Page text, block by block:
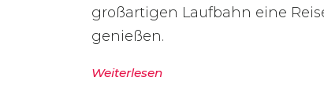
großartigen Laufbahn eine
genießen.
Weiterlesen